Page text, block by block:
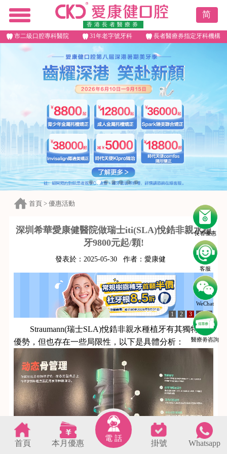
香港長者醫療券
简
市二級口腔專科醫院 31年老字號牙科 長者醫療券指定牙科機構
長者優惠
客服
WeChat
醫療劵咨詢
首頁 > 優惠活動
深圳希華愛康健醫院做瑞士iti(SLA)悅鋯非親水植
牙9800元起/顆!
發表於： 2025-05-30 作者： 愛康健
1 2 3 4 5
Straumann(瑞士SLA)悅鋯非親水種植牙有其獨特的
優勢，但也存在一些局限性，以下是具體分析：
首頁 本月優惠
電 話
掛號 Whatsapp